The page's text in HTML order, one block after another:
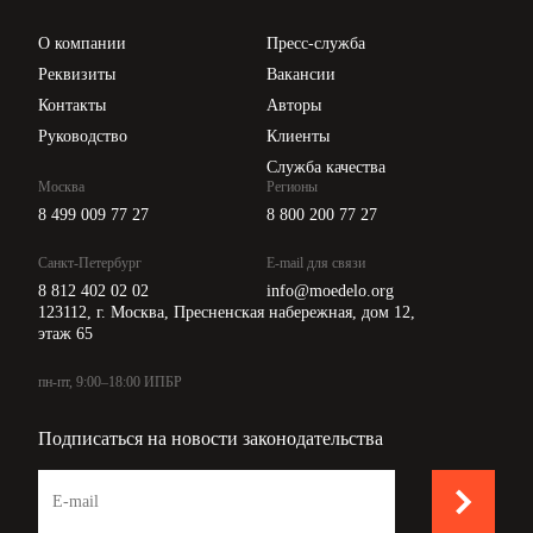
О компании
Реквизиты
Контакты
Руководство
Пресс-служба
Вакансии
Авторы
Клиенты
Служба качества
Москва
8 499 009 77 27
Санкт-Петербург
8 812 402 02 02
Регионы
8 800 200 77 27
E-mail для связи
info@moedelo.org
123112, г. Москва, Пресненская набережная, дом 12,
этаж 65
пн-пт, 9:00–18:00 ИПБР
Подписаться на новости законодательства